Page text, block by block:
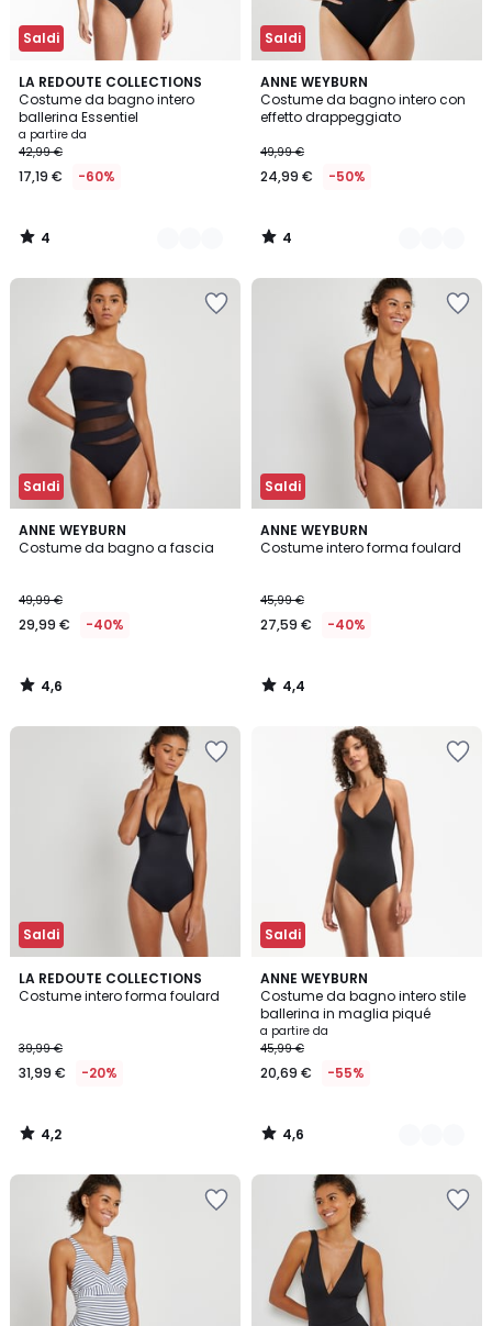
Saldi
LA REDOUTE COLLECTIONS
Costume da bagno intero
ballerina Essentiel
a partire da
42,99 €
17,19 € -60%
4
/
5
2
Colori
4
/
Saldi
ANNE WEYBURN
Costume da bagno intero con
effetto drappeggiato
49,99 €
24,99 € -50%
4
/
5
3
Colori
4
/
Saldi
ANNE WEYBURN
Costume da bagno a fascia
49,99 €
29,99 € -40%
4,6
/ 5
4,6
/
Saldi
ANNE WEYBURN
Costume intero forma foulard
45,99 €
27,59 € -40%
4,4
/ 5
4,4
/
Saldi
LA REDOUTE COLLECTIONS
Costume intero forma foulard
39,99 €
31,99 € -20%
4,2
/ 5
4,2
/
Saldi
ANNE WEYBURN
Costume da bagno intero stile
ballerina in maglia piqué
a partire da
45,99 €
20,69 € -55%
4,6
/ 5
3
Colori
4,6
/